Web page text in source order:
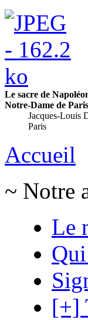
Le sacre de
Notre-Dame de
Jacques-Louis
Paris
Accueil
~ Notre
Le
[+]